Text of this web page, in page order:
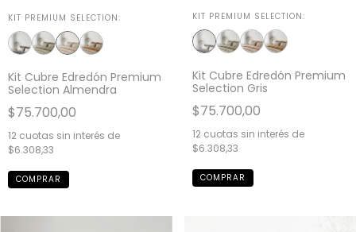
KIT PREMIUM SELECTION:
Kit Cubre Edredón Premium
Selection Almendra
$75.700,00
12 cuotas sin interés de
$6.308,33
COMPRAR
KIT PREMIUM SELECTION:
Kit Cubre Edredón Premium
Selection Gris
$75.700,00
12 cuotas sin interés de
$6.308,33
COMPRAR